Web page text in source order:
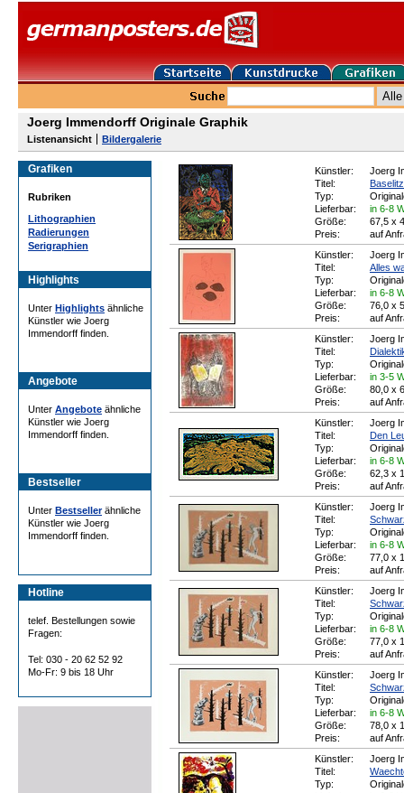
Joerg Immendorff Originale Graphik
Listenansicht Bildergalerie
Grafiken
Rubriken
Lithographien
Radierungen
Serigraphien
Highlights
Unter Highlights ähnliche
Künstler wie Joerg
Immendorff finden.
Angebote
Unter Angebote ähnliche
Künstler wie Joerg
Immendorff finden.
Bestseller
Unter Bestsellerähnliche
Künstler wie Joerg
Immendorff finden.
Hotline
telef. Bestellungen sowie
Fragen:
Tel: 030 - 20 62 52 92
Mo-Fr: 9 bis 18 Uhr
Künstler:
Joerg
Titel:
Typ:
Lieferbar:
in 6-8
Größe:
67,5 x
Preis:
auf
Künstler:
Joerg
Titel:
Alles
Typ:
Lieferbar:
in 6-8
Größe:
76,0 x
Preis:
auf
Künstler:
Joerg
Titel:
Typ:
Lieferbar:
in 3-5
Größe:
80,0 x
Preis:
auf
Künstler:
Joerg
Titel:
Den
Typ:
Lieferbar:
in 6-8
Größe:
62,3 x
Preis:
auf
Künstler:
Joerg
Titel:
Typ:
Lieferbar:
in 6-8
Größe:
77,0 x
Preis:
auf
Künstler:
Joerg
Titel:
Typ:
Lieferbar:
in 6-8
Größe:
77,0 x
Preis:
auf
Künstler:
Joerg
Titel:
Typ:
Lieferbar:
in 6-8
Größe:
78,0 x
Preis:
auf
Künstler:
Joerg
Titel:
Typ: